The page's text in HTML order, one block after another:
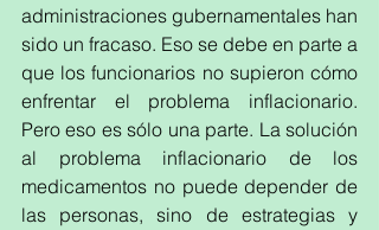
administraciones gubernamentales han
sido un fracaso. Eso se debe en parte a
que los funcionarios no supieron cómo
enfrentar el problema inflacionario.
Pero eso es sólo una parte. La solución
al problema inflacionario de los
medicamentos no puede depender de
las personas, sino de estrategias y